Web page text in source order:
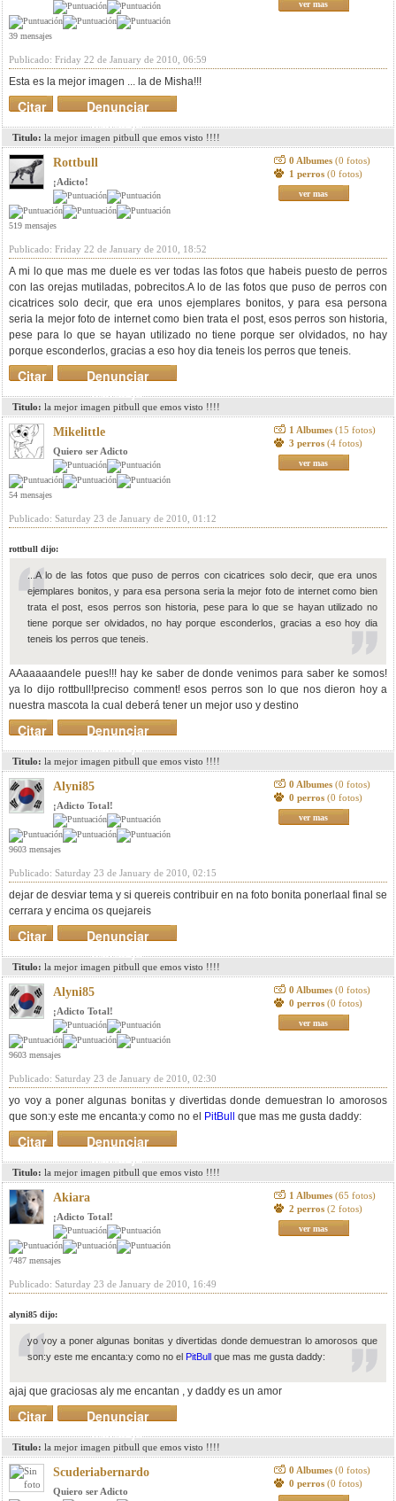
39 mensajes
ver mas
Publicado: Friday 22 de January de 2010, 06:59
Esta es la mejor imagen ... la de Misha!!!
Denunciar
mensaje
Citar
Titulo: la mejor imagen pitbull que emos visto !!!!
Rottbull
¡Adicto!
519 mensajes
0 Albumes (0 fotos)
1 perros (0 fotos)
ver mas
Publicado: Friday 22 de January de 2010, 18:52
A mi lo que mas me duele es ver todas las fotos que habeis puesto de perros
con las orejas mutiladas, pobrecitos.A lo de las fotos que puso de perros con
cicatrices solo decir, que era unos ejemplares bonitos, y para esa persona
seria la mejor foto de internet como bien trata el post, esos perros son historia,
pese para lo que se hayan utilizado no tiene porque ser olvidados, no hay
porque esconderlos, gracias a eso hoy dia teneis los perros que teneis.
Denunciar
mensaje
Citar
Titulo: la mejor imagen pitbull que emos visto !!!!
Mikelittle
Quiero ser Adicto
54 mensajes
1 Albumes (15 fotos)
3 perros (4 fotos)
ver mas
Publicado: Saturday 23 de January de 2010, 01:12
rottbull dijo:
...A lo de las fotos que puso de perros con cicatrices solo decir, que era unos
ejemplares bonitos, y para esa persona seria la mejor foto de internet como bien
trata el post, esos perros son historia, pese para lo que se hayan utilizado no
tiene porque ser olvidados, no hay porque esconderlos, gracias a eso hoy dia
teneis los perros que teneis.
AAaaaaandele pues!!! hay ke saber de donde venimos para saber ke somos!
ya lo dijo rottbull!preciso comment! esos perros son lo que nos dieron hoy a
nuestra mascota la cual deberá tener un mejor uso y destino
Denunciar
mensaje
Citar
Titulo: la mejor imagen pitbull que emos visto !!!!
Alyni85
¡Adicto Total!
9603 mensajes
0 Albumes (0 fotos)
0 perros (0 fotos)
ver mas
Publicado: Saturday 23 de January de 2010, 02:15
dejar de desviar tema y si quereis contribuir en na foto bonita ponerlaal final se
cerrara y encima os quejareis
Denunciar
mensaje
Citar
Titulo: la mejor imagen pitbull que emos visto !!!!
Alyni85
¡Adicto Total!
9603 mensajes
0 Albumes (0 fotos)
0 perros (0 fotos)
ver mas
Publicado: Saturday 23 de January de 2010, 02:30
yo voy a poner algunas bonitas y divertidas donde demuestran lo amorosos
que son:y este me encanta:y como no el PitBull que mas me gusta daddy:
Denunciar
mensaje
Citar
Titulo: la mejor imagen pitbull que emos visto !!!!
Akiara
¡Adicto Total!
7487 mensajes
1 Albumes (65 fotos)
2 perros (2 fotos)
ver mas
Publicado: Saturday 23 de January de 2010, 16:49
alyni85 dijo:
yo voy a poner algunas bonitas y divertidas donde demuestran lo amorosos que
son:y este me encanta:y como no el PitBull que mas me gusta daddy:
ajaj que graciosas aly me encantan , y daddy es un amor
Denunciar
mensaje
Citar
Titulo: la mejor imagen pitbull que emos visto !!!!
Scuderiabernardo
Quiero ser Adicto
0 Albumes (0 fotos)
0 perros (0 fotos)